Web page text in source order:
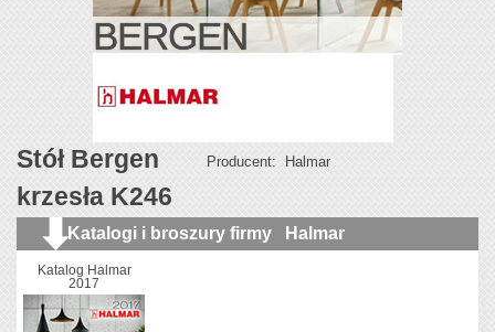
BERGEN
Stół Bergen
krzesła K246
Producent: Halmar
Katalogi i broszury firmy Halmar
Katalog Halmar
2017